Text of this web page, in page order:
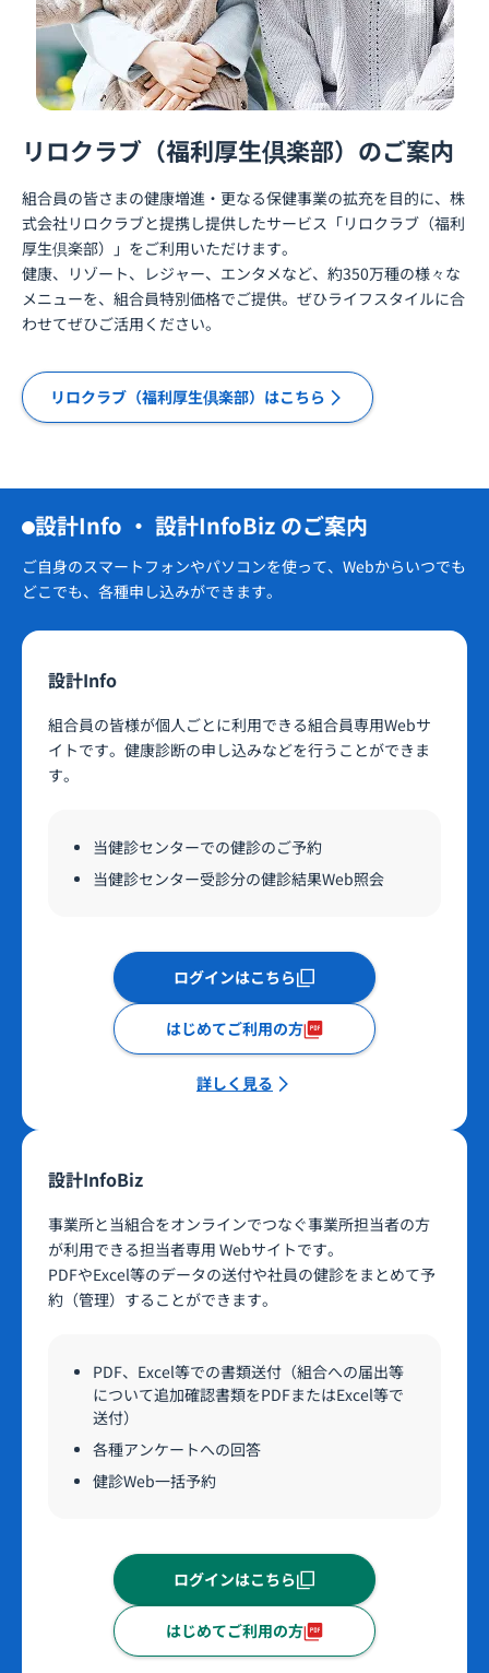
リロクラブ（福利厚生倶楽部）のご案内
組合員の皆さまの健康増進・更なる保健事業の拡充を目的に、株
式会社リロクラブと提携し提供したサービス「リロクラブ（福利
厚生倶楽部）」をご利用いただけます。
健康、リゾート、レジャー、エンタメなど、約350万種の様々な
メニューを、組合員特別価格でご提供。ぜひライフスタイルに合
わせてぜひご活用ください。
リロクラブ（福利厚生倶楽部）はこちら
設計Info ・ 設計InfoBiz のご案内
ご自身のスマートフォンやパソコンを使って、Webからいつでも
どこでも、各種申し込みができます。
設計Info
組合員の皆様が個人ごとに利用できる組合員専用Webサ
イトです。健康診断の申し込みなどを行うことができま
す。
当健診センターでの健診のご予約
当健診センター受診分の健診結果Web照会
ログインはこちら
はじめてご利用の方
詳しく見る
設計InfoBiz
事業所と当組合をオンラインでつなぐ事業所担当者の方
が利用できる担当者専用 Webサイトです。
PDFやExcel等のデータの送付や社員の健診をまとめて予
約（管理）することができます。
PDF、Excel等での書類送付（組合への届出等
について追加確認書類をPDFまたはExcel等で
送付）
各種アンケートへの回答
健診Web一括予約
ログインはこちら
はじめてご利用の方